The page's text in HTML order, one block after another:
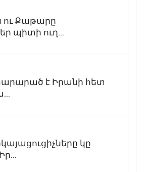
Քաթարը
պիտի ուղ...
է Իրանի հետ
կը